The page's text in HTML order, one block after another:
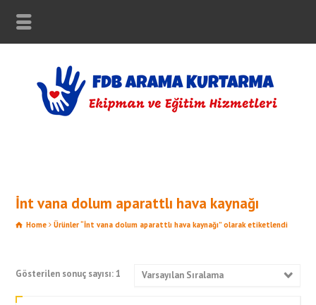
İnt vana dolum aparattlı hava kaynağı
Home Ürünler “İnt vana dolum aparattlı hava kaynağı” olarak etiketlendi
Gösterilen sonuç sayısı: 1 Varsayılan Sıralama